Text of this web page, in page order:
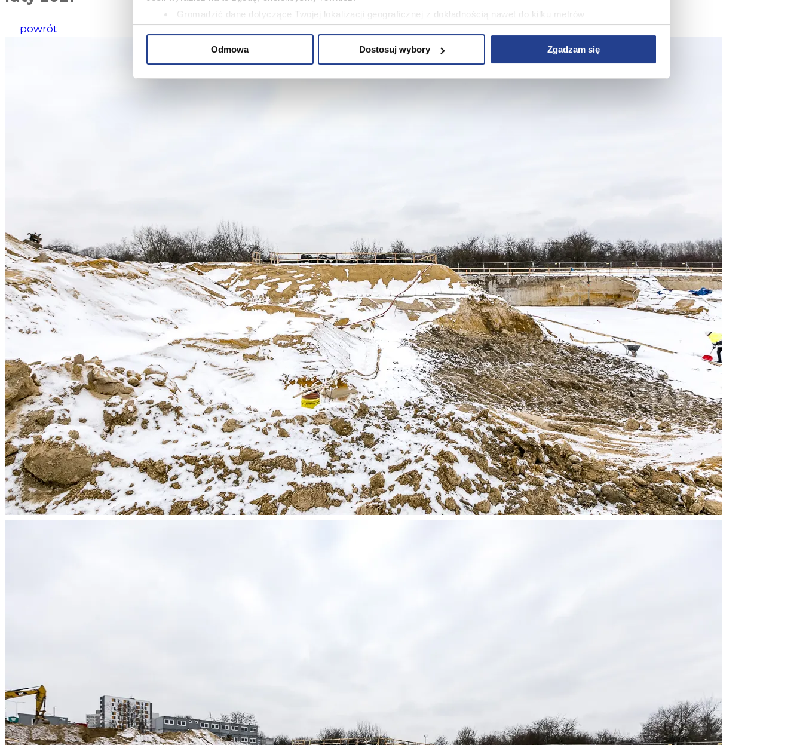
Gromadzić dane dotyczące Twojej lokalizacji geograficznej z dokładnością nawet do kilku metrów
Identyfikować Twoje urządzenie, aktywnie analizując charakteryzującego je zbiory danych (fingerprinting, czyli
Informacje, w tym dane osobowe, pozyskane w związku z wykorzystywaniem plików cookie w Serwisie, przetwarzane są
przez Spravia Sp. z o.o. jako usługodawcę Serwisu w ww. celach oraz mogą być również przetwarzane przez Partnerów
Spravia Sp. z o.o. W związku z powyższym użytkownik ma prawo do dostępu do swoich danych osobowych, ich
sprostowania, usunięcia, ograniczenia przetwarzania, wniesienia sprzeciwu wobec przetwarzania, a także prawo do
wniesienia skargi do Prezesa Urzędu Ochrony Danych Osobowych. Szczegółowe informacje o plikach cookie
wykorzystywanych w Serwisie oraz inne informacje dotyczące prywatności związane z korzystaniem z Serwisu dostępne
Polityce prywatności – pliki cookie.
Wybierając opcję „Zgadzam się” wyrażasz zgodę na wykorzystywanie w Serwisie wszystkich plików cookie przez
Spravia Sp. z o.o. oraz jej Partnerów we wskazanych powyżej celach.Wyrażenie zgody jest dobrowolne. Możesz
wycofać zgodę i dokonać zmiany ustawień dotyczących plików cookie w każdej chwili za pośrednictwem panelu
„Ustawienia plików cookie” dostępnego z poziomu
Polityki prywatności – pliki cookie.
Możesz również dostosować wybory dotyczące plików cookie i udzielić zgody na wykorzystywanie plików cookie
w Serwisie tylko w wybranych przez Ciebie celach poprzez wybranie opcji „Dostosuj wybory”.
Odmowa Dostosuj wybory Zgadzam się
powrót